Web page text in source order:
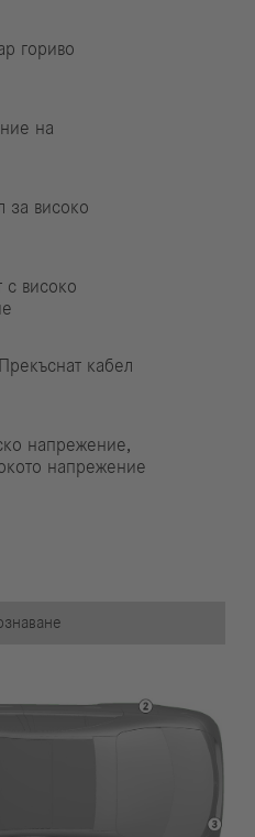
гориво
на
за високо
с високо
Прекъснат кабел
напрежение,
напрежение